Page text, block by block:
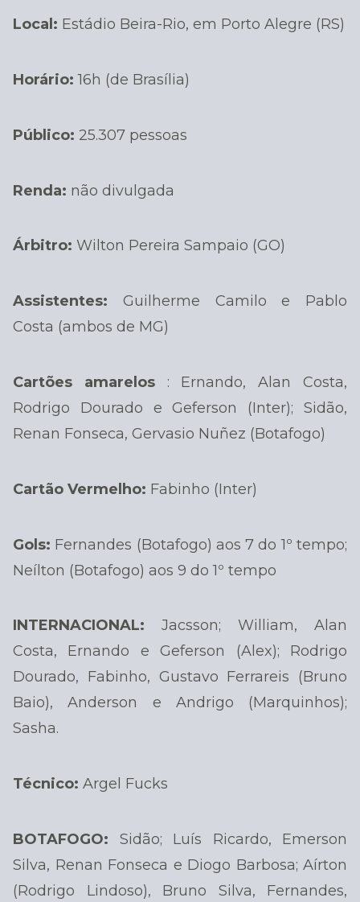
Local: Estádio Beira-Rio, em Porto Alegre (RS)
Horário:16h (de Brasília)
Público: 25.307 pessoas
Renda: não divulgada
Árbitro: Wilton Pereira Sampaio (GO)
Assistentes: Guilherme Camilo e Pablo
Costa (ambos de MG)
Cartões amarelos : Ernando, Alan Costa,
Rodrigo Dourado e Geferson (Inter); Sidão,
Renan Fonseca, Gervasio Nuñez (Botafogo)
Cartão Vermelho: Fabinho (Inter)
Gols: Fernandes (Botafogo) aos 7 do 1º tempo;
Neílton (Botafogo) aos 9 do 1º tempo
INTERNACIONAL: Jacsson; William, Alan
Costa, Ernando e Geferson (Alex); Rodrigo
Dourado, Fabinho, Gustavo Ferrareis (Bruno
Baio), Anderson e Andrigo (Marquinhos);
Sasha.
Técnico: Argel Fucks
BOTAFOGO: Sidão; Luís Ricardo, Emerson
Silva, Renan Fonseca e Diogo Barbosa; Aírton
(Rodrigo Lindoso), Bruno Silva, Fernandes,